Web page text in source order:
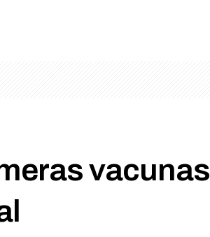
vacunas